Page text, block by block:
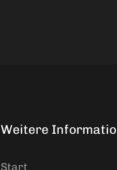
Weitere
Start